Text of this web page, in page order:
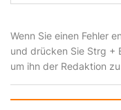
Wenn Sie einen Fehler
und drücken Sie Strg +
um ihn der Redaktion